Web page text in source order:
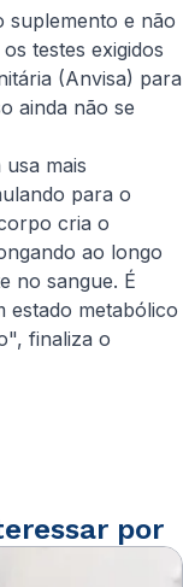
suplemento e não
testes exigidos
(Anvisa) para
ainda não se
mais
para o
cria o
ao longo
no sangue. É
estado metabólico
finaliza o
por